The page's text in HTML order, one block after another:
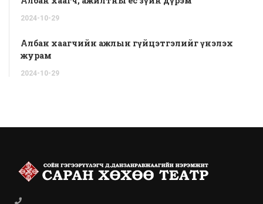
2024-10-29
Албан хаагчийн ажлын гүйцэтгэлийг үнэлэх
журам
2024-10-29